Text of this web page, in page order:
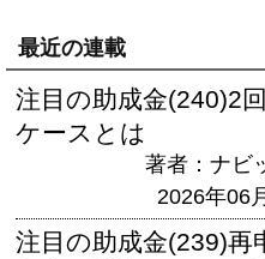
最近の連載
注目の助成金(240)2
ケースとは
著者：ナビ
2026年06
注目の助成金(239)再